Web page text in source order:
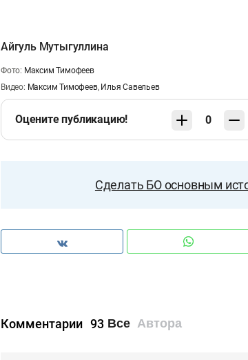
Айгуль Мутыгуллина
Фото: Максим Тимофеев
Видео: Максим Тимофеев, Илья Савельев
Оцените публикацию! 0
Сделать БО основным
Комментарии 93 Все Автора